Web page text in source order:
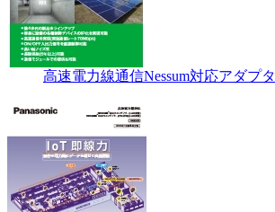
高速電力線通信Nessum対応アダプタ